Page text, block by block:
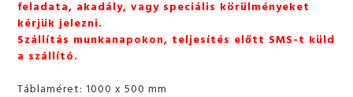
feladata, akadály, vagy speciális körülményeket
kérjük jelezni.
Szállítás munkanapokon, teljesítés előtt SMS-t küld
a szállító.
Táblaméret: 1000 x 500 mm